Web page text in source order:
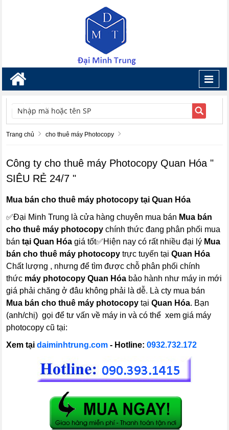
TÌM KIẾM
Trang chủ cho thuê máy Photocopy
Công ty cho thuê máy Photocopy Quan Hóa "
SIÊU RẺ 24/7 "
Mua bán cho thuê máy photocopy tại Quan Hóa
✅Đại Minh Trung là cửa hàng chuyên mua bán Mua bán
cho thuê máy photocopy chính thức đang phân phối mua
bán tại Quan Hóa giá tốt✅Hiện nay có rất nhiều đại lý Mua
bán cho thuê máy photocopy trực tuyến tạiQuan Hóa
Chất lượng , nhưng để tìm được chỗ phân phối chính
thức máy photocopy Quan Hóa bảo hành như máy in mới
giá phải chăng ở đâu không phải là dễ. Là cty mua bán
Mua bán cho thuê máy photocopytạiQuan Hóa. Bạn
(anh/chị) gọi để tư vấn về máy in và có thể xem giá máy
photocopy cũ tại:
Xem tạidaiminhtrung.com - Hotline:0932.732.172